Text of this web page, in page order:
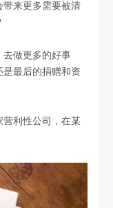
带来更多需要被清
去做更多的好事
最后的捐赠和资
利性公司，在某